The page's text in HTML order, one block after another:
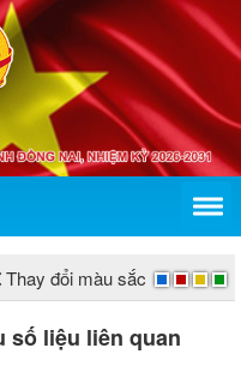
Thay đổi màu sắc
số liệu liên quan